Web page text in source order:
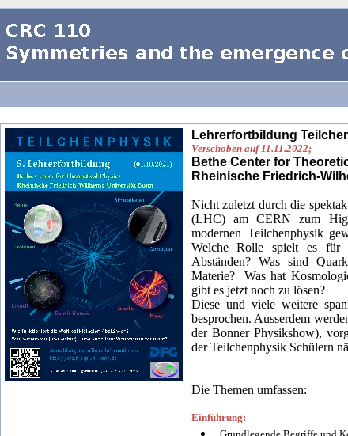
Lehrerfortbildung
Verschoben auf 11.11.2022;
Bethe Center for
Rheinische Friedrich-
Nicht zuletzt durch die
(LHC) am CERN zum
modernen Teilchenphysik
Welche Rolle spielt es für
Abständen? Was sind
Materie? Was hat
gibt es jetzt noch zu lösen?
Diese und viele weitere
besprochen. Ausserdem
der Bonner Physikshow),
der Teilchenphysik Schülern
Die Themen umfassen:
Einführung: